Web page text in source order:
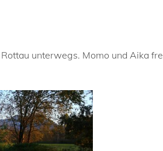
unterwegs. Momo und Aika